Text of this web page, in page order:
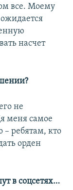
все. Моему
насчет
не
меня самое
– ребятам, кто
орден
в соцсетях…